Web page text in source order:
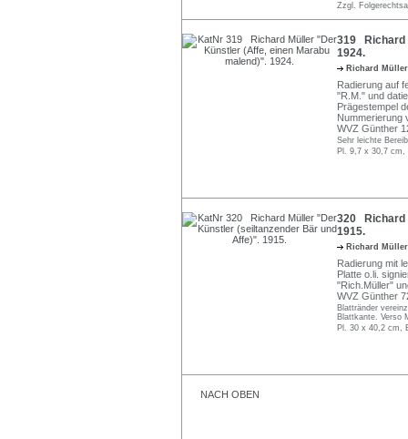
Zzgl.
319 Richard
1924.
Richard
Radierung auf
"R.M." und
Prägestempel
Nummerierung
WVZ Günther
Sehr leichte
Pl. 9,7 x 30,7
320 Richard
1915.
Richard
Radierung mit
Platte o.li.
"Rich.Müller"
WVZ Günther
Blattränder
Blattkante. Verso
Pl. 30 x 40,2 cm,
NACH OBEN